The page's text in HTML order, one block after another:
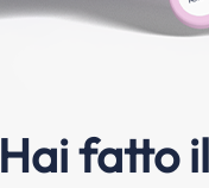
Hai fatto